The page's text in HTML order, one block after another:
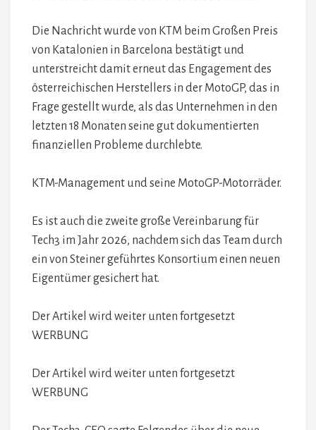
Die Nachricht wurde von KTM beim Großen Preis
von Katalonien in Barcelona bestätigt und
unterstreicht damit erneut das Engagement des
österreichischen Herstellers in der MotoGP, das in
Frage gestellt wurde, als das Unternehmen in den
letzten 18 Monaten seine gut dokumentierten
finanziellen Probleme durchlebte.
KTM-Management und seine MotoGP-Motorräder.
Es ist auch die zweite große Vereinbarung für
Tech3 im Jahr 2026, nachdem sich das Team durch
ein von Steiner geführtes Konsortium einen neuen
Eigentümer gesichert hat.
Der Artikel wird weiter unten fortgesetzt
WERBUNG
Der Artikel wird weiter unten fortgesetzt
WERBUNG